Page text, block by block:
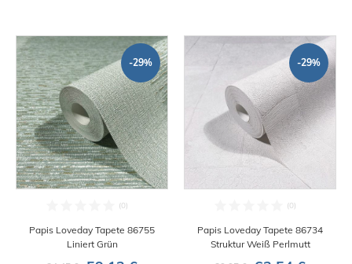
-29%
Papis Loveday Tapete 86755
Liniert Grün
-29%
Papis Loveday Tapete 86734
Struktur Weiß Perlmutt